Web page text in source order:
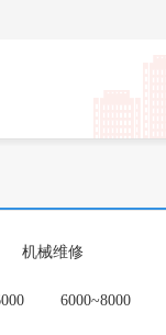
机械维修
6000~8000